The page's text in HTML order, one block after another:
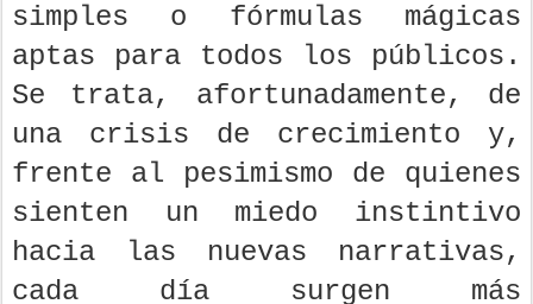
simples o fórmulas mágicas
aptas para todos los públicos.
Se trata, afortunadamente, de
una crisis de crecimiento y,
frente al pesimismo de quienes
sienten un miedo instintivo
hacia las nuevas narrativas,
cada día surgen más